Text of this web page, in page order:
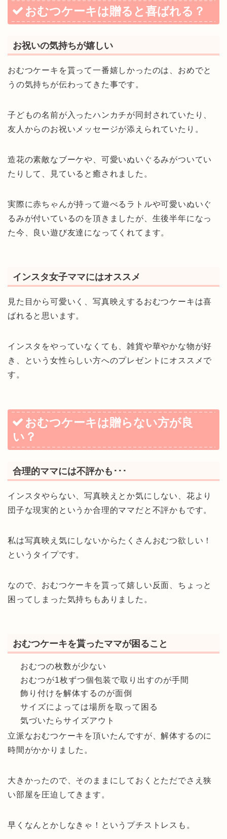
おむつケーキは贈ると喜ばれる？
お祝いの気持ちが嬉しい
おむつケーキを貰って一番嬉しかったのは、おめでと
うの気持ちが伝わってきた事です。
子どもの名前が入ったハンカチが同封されていたり、
友人からのお祝いメッセージが添えられていたり。
造花の素敵なブーケや、可愛いぬいぐるみがついてい
たりして、見ていると癒されました。
実際に赤ちゃんが持って遊べるラトルや可愛いぬいぐ
るみが付いているのを頂きましたが、生後半年になっ
た今、良い遊び友達になってくれてます。
インスタ女子ママにはオススメ
見た目から可愛いく、写真映えするおむつケーキは喜
ばれると思います。
インスタをやっていなくても、雑貨や華やかな物が好
き、という女性らしい方へのプレゼントにオススメで
す。
おむつケーキは贈らない方が良
い？
合理的ママには不評かも･･･
インスタやらない、写真映えとか気にしない、花より
団子な現実的というか合理的ママだと不評かもです。
私は写真映え気にしないからたくさんおむつ欲しい！
というタイプです。
なので、おむつケーキを貰って嬉しい反面、ちょっと
困ってしまった気持ちもありました。
おむつケーキを貰ったママが困ること
おむつの枚数が少ない
おむつが1枚ずつ個包装で取り出すのが手間
飾り付けを解体するのが面倒
サイズによっては場所を取って困る
気づいたらサイズアウト
立派なおむつケーキを頂いたんですが、解体するのに
時間がかかりました。
大きかったので、そのままにしておくとただでさえ狭
い部屋を圧迫してきます。
早くなんとかしなきゃ！というプチストレスも。